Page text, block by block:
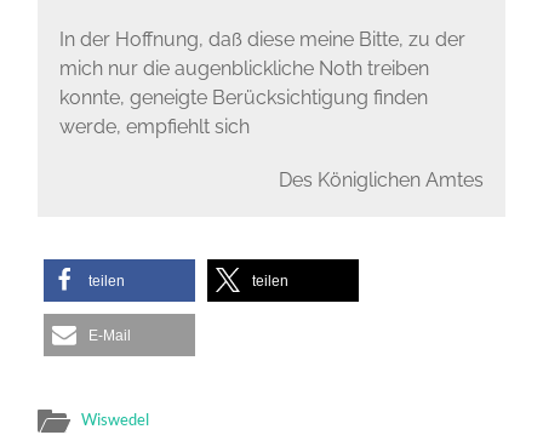
In der Hoffnung, daß diese meine Bitte, zu der
mich nur die augenblickliche Noth treiben
konnte, geneigte Berücksichtigung finden
werde, empfiehlt sich
Des Königlichen Amtes
teilen teilen
E-Mail
Wiswedel